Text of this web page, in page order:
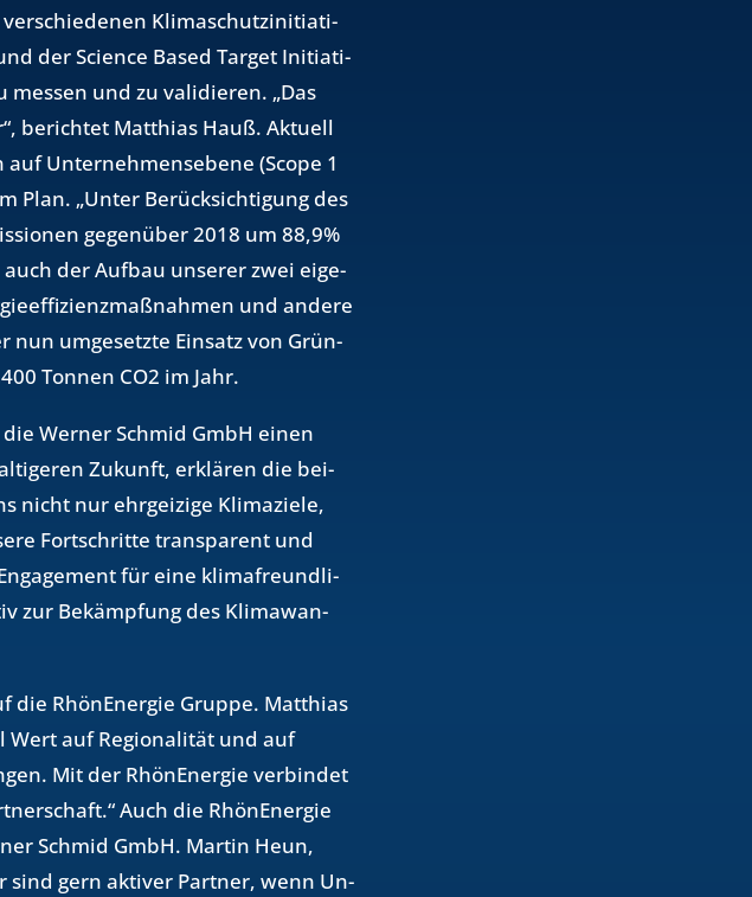
Kli­ma­schutz­in­itia­ti­
der Sci­ence Based Tar­get In­itia­ti­
mes­sen und zu va­li­die­ren. „Das
be­rich­tet Mat­thi­as Hauß. Ak­tu­ell
Un­ter­neh­mens­ebe­ne (Scope 1
Plan. „Unter Be­rück­sich­ti­gung des
ge­gen­über 2018 um 88,9%
der Auf­bau un­se­rer zwei ei­ge­
und an­de­re
nun um­ge­setz­te Ein­satz von Grün­
Ton­nen CO2 im Jahr.
Wer­ner Schmid GmbH einen
Zu­kunft, er­klä­ren die bei­
nicht nur ehr­gei­zi­ge Kli­ma­zie­le,
Fort­schrit­te trans­pa­rent und
für eine kli­ma­freund­li­
zur Be­kämp­fung des Kli­ma­wan­
die Rhön­En­er­gie Grup­pe. Mat­thi­as
Wert auf Re­gio­na­li­tät und auf
Mit der Rhön­En­er­gie ver­bin­det
Auch die Rhön­En­er­gie
Schmid GmbH. Mar­tin Heun,
sind gern ak­ti­ver Part­ner, wenn Un­